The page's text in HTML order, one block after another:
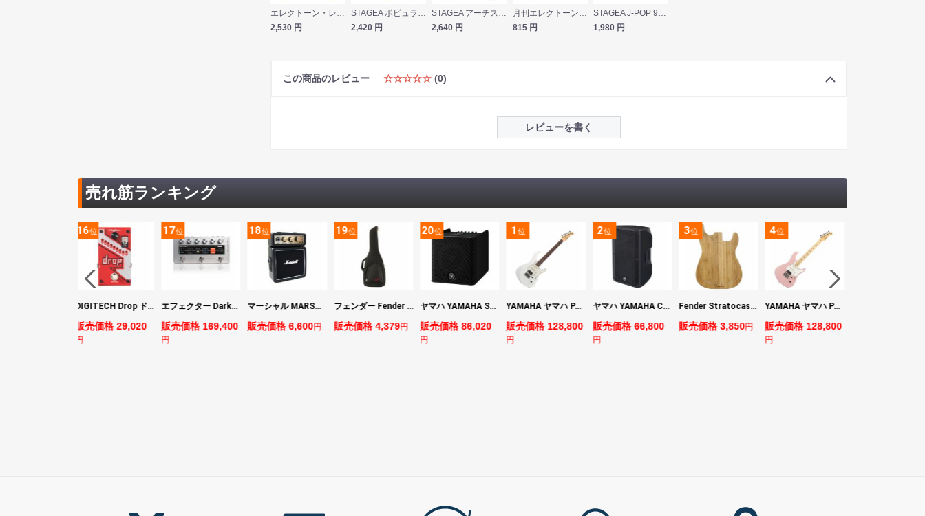
エレクトーン・レッスン・ライブラリー 8〜6級 エレクトーン・ブルクミュラー25の練習曲 CD付 ヤマハミュージックメディア
2,530 円
STAGEA ポピュラー 5〜3級 Vol.98 元気が出る！J-インスト ヤマハミュージックメディア
2,420 円
STAGEA アーチスト 7〜6級 Vol.37 Official髭男dism ヤマハミュージックメディア
2,640 円
月刊エレクトーン 2020年3月号 ヤマハミュージックメディア
815 円
STAGEA J-POP 9〜8級 Vol.9 ベスト・ヒッツ3 ヤマハミュージックメディア
1,980 円
この商品のレビュー ☆☆☆☆☆ (0)
レビューを書く
売れ筋ランキング
17位
販売価格 169,400
18
販売価格 6,600円
19位
フェンダー Fender FE610 Electric Guitar Gig Bag Black エレキギター用ギグバッグ
販売価格 4,379
20
ヤマハ YAMAHA STAGEPAS 200 バッテリー非搭載モデル ポータブルPAシステム
販売価格 86,020
1位
販売価格 128,800
2
販売価格 66,800
3 位
Fender Stratocaster Cutting Board カッティングボード（まな板）
販売価格 3,850
4 位
販売価格 128,800
5
販売価格 24,200